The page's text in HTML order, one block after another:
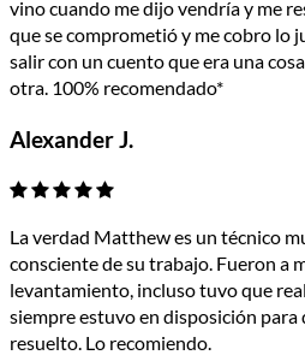
vino cuando me dijo vendría y me
que se comprometió y me cobro lo
salir con un cuento que era una
otra. 100% recomendado*
Alexander J.
La verdad Matthew es un técnico
consciente de su trabajo. Fueron a
levantamiento, incluso tuvo que
siempre estuvo en disposición
resuelto. Lo recomiendo.